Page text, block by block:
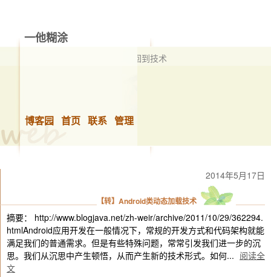
一他糊涂
擅长技术，但不限于技术 从管理再回到技术
博客园 首页 联系 管理
2014年5月17日
【转】Android类动态加载技术
摘要： http://www.blogjava.net/zh-weir/archive/2011/10/29/362294.
htmlAndroid应用开发在一般情况下，常规的开发方式和代码架构就能
满足我们的普通需求。但是有些特殊问题，常常引发我们进一步的沉
思。我们从沉思中产生顿悟，从而产生新的技术形式。如何... 阅读全
文